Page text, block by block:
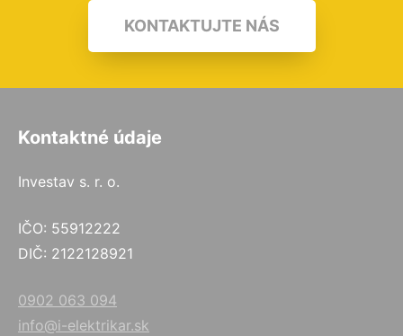
KONTAKTUJTE NÁS
Kontaktné údaje
Investav s. r. o.
IČO: 55912222
DIČ: 2122128921
0902 063 094
info@i-elektrikar.sk